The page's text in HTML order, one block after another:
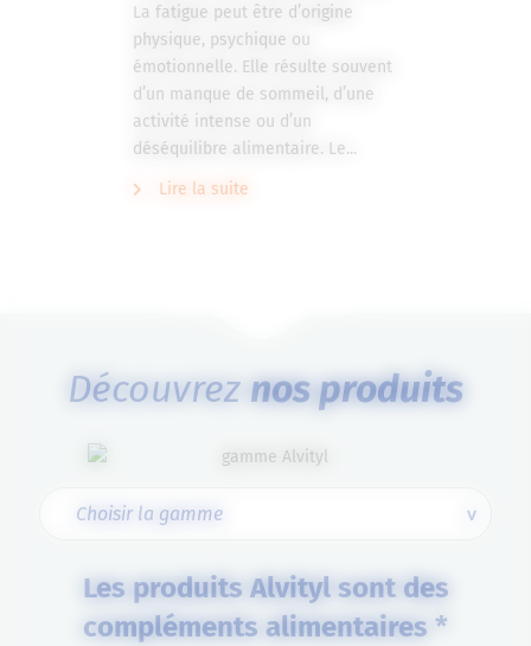
La fatigue peut être d’origine
physique, psychique ou
émotionnelle. Elle résulte souvent
d’un manque de sommeil, d’une
activité intense ou d’un
déséquilibre alimentaire. Le...
Lire la suite
Découvrez nos produits
Les produits Alvityl sont des
compléments alimentaires *